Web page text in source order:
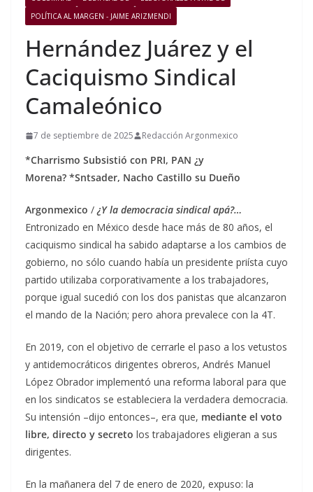
POLÍTICA AL MARGEN - JAIME ARIZMENDI
Hernández Juárez y el
Caciquismo Sindical
Camaleónico
7 de septiembre de 2025 Redacción Argonmexico
*Charrismo Subsistió con PRI, PAN ¿y
Morena? *Sntsader, Nacho Castillo su Dueño
Argonmexico /¿Y la democracia sindical apá?…
Entronizado en México desde hace más de 80 años, el
caciquismo sindical ha sabido adaptarse a los cambios de
gobierno, no sólo cuando había un presidente priísta cuyo
partido utilizaba corporativamente a los trabajadores,
porque igual sucedió con los dos panistas que alcanzaron
el mando de la Nación; pero ahora prevalece con la 4T.
En 2019, con el objetivo de cerrarle el paso a los vetustos
y antidemocráticos dirigentes obreros, Andrés Manuel
López Obrador implementó una reforma laboral para que
en los sindicatos se estableciera la verdadera democracia.
Su intensión –dijo entonces–, era que, mediante el voto
libre, directo y secreto los trabajadores eligieran a sus
dirigentes.
En la mañanera del 7 de enero de 2020, expuso: la